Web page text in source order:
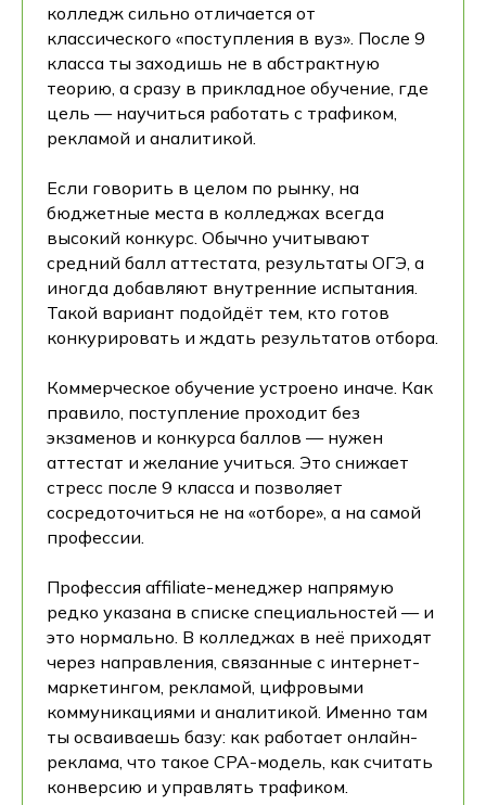
колледж сильно отличается от
классического «поступления в вуз». После 9
класса ты заходишь не в абстрактную
теорию, а сразу в прикладное обучение, где
цель — научиться работать с трафиком,
рекламой и аналитикой.
Если говорить в целом по рынку, на
бюджетные места в колледжах всегда
высокий конкурс. Обычно учитывают
средний балл аттестата, результаты ОГЭ, а
иногда добавляют внутренние испытания.
Такой вариант подойдёт тем, кто готов
конкурировать и ждать результатов отбора.
Коммерческое обучение устроено иначе. Как
правило, поступление проходит без
экзаменов и конкурса баллов — нужен
аттестат и желание учиться. Это снижает
стресс после 9 класса и позволяет
сосредоточиться не на «отборе», а на самой
профессии.
Профессия affiliate-менеджер напрямую
редко указана в списке специальностей — и
это нормально. В колледжах в неё приходят
через направления, связанные с интернет-
маркетингом, рекламой, цифровыми
коммуникациями и аналитикой. Именно там
ты осваиваешь базу: как работает онлайн-
реклама, что такое CPA-модель, как считать
конверсию и управлять трафиком.